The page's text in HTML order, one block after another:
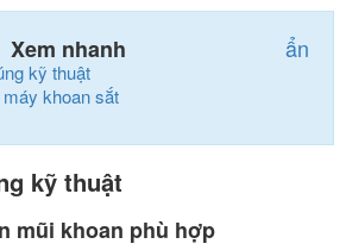
Xem nhanh ẩn
kỹ thuật
khoan sắt
kỹ thuật
mũi khoan phù hợp